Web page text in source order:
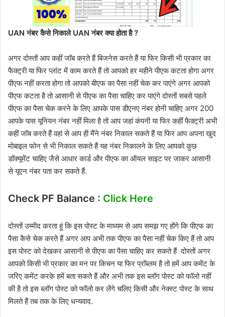
UAN नंबर कैसे निकाले UAN नंबर क्या होता है ?
अगर दोस्तों आप कहीं जॉब करते हैं बिजनेस करते हैं या फिर किसी भी प्रकार का
फैक्ट्री या फिर प्लांट में काम करते हैं तो आपको हर महीने पीएफ कटता होगा अगर
पीएफ नहीं करता होगा तो आपको बीएफ का पैसा नहीं चेक कर पाएंगे अगर आपको
पीएफ कटता है तो आसानी से पीएफ का पैसा चाहिए कर पाएंगे दोस्तों सबसे पहले
पीएफ का पैसा चेक करने के लिए आपके पास डीएनए नंबर होनी चाहिए अगर 200
आपके पास यूनियन नंबर नहीं मिला है तो आप जहां कंपनी या फिर कहीं फैक्ट्री अभी
कहीं जॉब करते हैं वहां से आप ही मैंने नंबर निकाल सकते हैं या फिर आप अपना खुद
मोबाइल फोन से भी निकाल सकते हैं यह नंबर निकालने के लिए आपको कुछ
डॉक्यूमेंट चाहिए जैसे आधार कार्ड और पीएफ का ऑयल साइट पर जाकर आसानी
से यूएन नंबर पता कर सकते हैं.
Check PF Balance : Click Here
दोस्तों उम्मीद करता हूं कि इस पोस्ट के माध्यम से आप समझ गए होंगे कि पीएफ का
पैसा कैसे चेक करते हैं अगर आप अभी तक पीएफ का पैसा नहीं चेक किए हैं तो आप
इस पोस्ट को देखकर आसानी से पीएफ का पैसा चाहिए कर सकते हैं दोस्तों अगर
आपको किसी भी प्रकार का मन पर किचन या फिर प्रॉब्लम है तो हमें आप कमेंट के
जरिए कमेंट करके हमें बता सकते हैं और अभी तक इस ब्लॉग पोस्ट को फॉलो नहीं
की है तो इस ब्लॉग पोस्ट को फॉलो कर लेंगे चलिए किसी और नेक्स्ट पोस्ट के साथ
मिलते हैं तब तक के लिए धन्यवाद.